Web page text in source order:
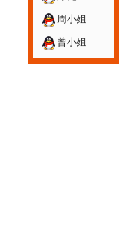
周小姐
曾小姐